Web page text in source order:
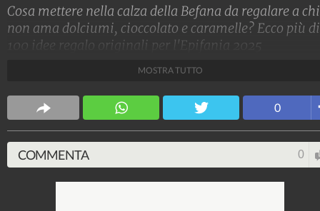
Cosa mettere nella calza della Befana da regalare a chi
non ama dolciumi, cioccolato e caramelle? Ecco più di
100 idee regalo originali per l'Epifania 2025
MOSTRA TUTTO
0
COMMENTA 0